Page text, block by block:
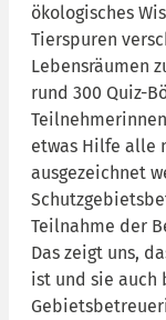
ökologisches
Tierspuren
Lebensräumen
rund 300 Quiz-
etwas Hilfe alle
ausgezeichnet
Teilnahme der
Das zeigt uns,
ist und sie auch